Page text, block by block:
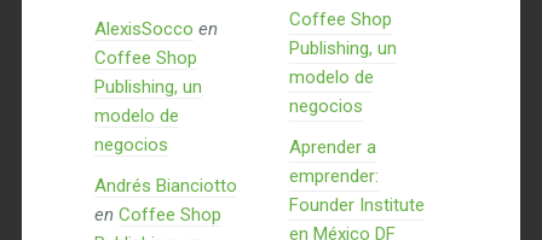
AlexisSocco en
Coffee Shop
Publishing, un
modelo de
negocios
Andrés Bianciotto
en Coffee Shop
Coffee Shop
Publishing, un
modelo de
negocios
Aprender a
emprender:
Founder Institute
en México DF